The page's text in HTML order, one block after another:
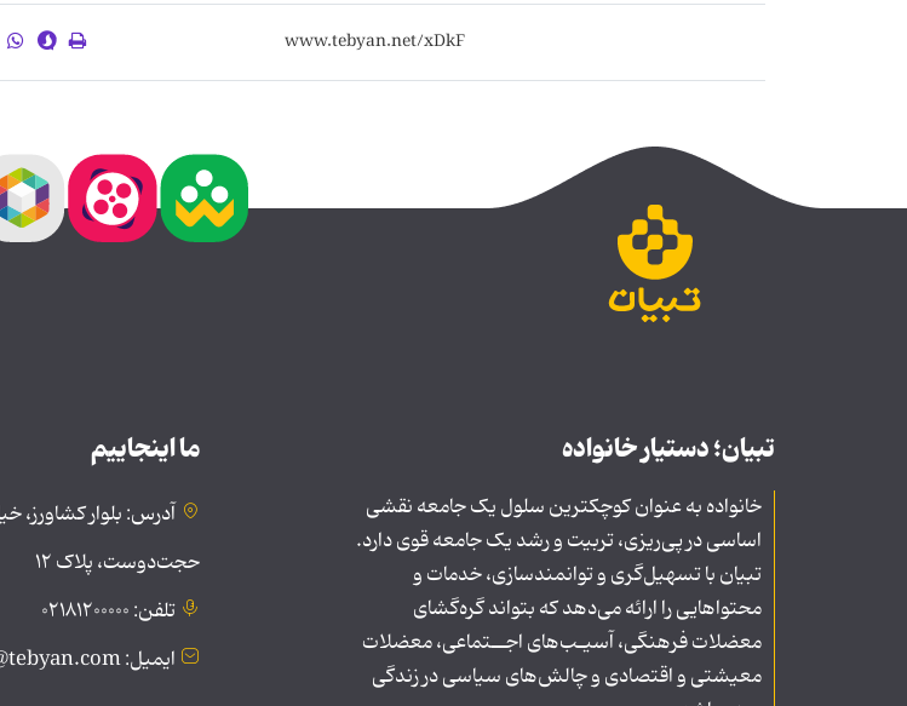
تبیان؛ دستیار خانواده
خانواده به عنوان کوچکترین سلول یک جامعه نقشی
اساسی در پی‌ریزی، تربیت و رشد یک جامعه قوی دارد.
تبیان با تسهیل‌گری و توانمندسازی، خدمات و
محتواهایی را ارائه می‌دهد که بتواند گره‌گشای
معضلات فرهنگی، آسیـب‌های اجــتماعی، معضلات
معیشتی و اقتصادی و چالش‌های سیاسی در زندگی
ما اینجاییم
آدرس: بلوار کشاورز،
حجت‌دوست، پلاک ۱۲
تلفن: ۰۲۱۸۱۲۰۰۰۰۰
ایمیل: public@tebyan.com